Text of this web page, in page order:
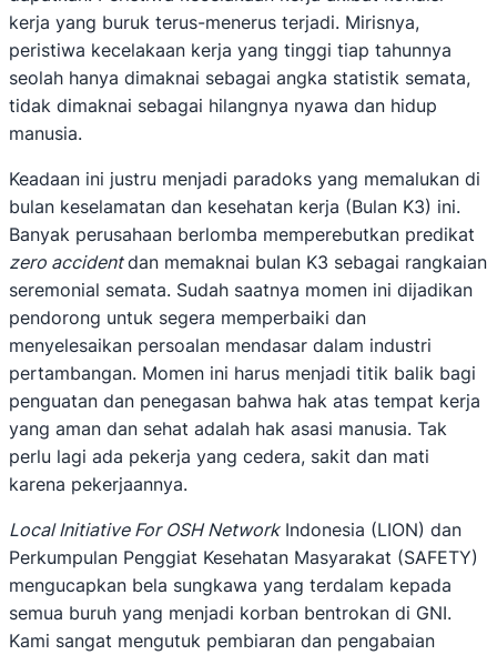
kerja yang buruk terus-menerus terjadi. Mirisnya,
peristiwa kecelakaan kerja yang tinggi tiap tahunnya
seolah hanya dimaknai sebagai angka statistik semata,
tidak dimaknai sebagai hilangnya nyawa dan hidup
manusia.
Keadaan ini justru menjadi paradoks yang memalukan di
bulan keselamatan dan kesehatan kerja (Bulan K3) ini.
Banyak perusahaan berlomba memperebutkan predikat
zero accidentdan memaknai bulan K3 sebagai rangkaian
seremonial semata. Sudah saatnya momen ini dijadikan
pendorong untuk segera memperbaiki dan
menyelesaikan persoalan mendasar dalam industri
pertambangan. Momen ini harus menjadi titik balik bagi
penguatan dan penegasan bahwa hak atas tempat kerja
yang aman dan sehat adalah hak asasi manusia. Tak
perlu lagi ada pekerja yang cedera, sakit dan mati
karena pekerjaannya.
Local Initiative For OSH NetworkIndonesia (LION) dan
Perkumpulan Penggiat Kesehatan Masyarakat (SAFETY)
mengucapkan bela sungkawa yang terdalam kepada
semua buruh yang menjadi korban bentrokan di GNI.
Kami sangat mengutuk pembiaran dan pengabaian